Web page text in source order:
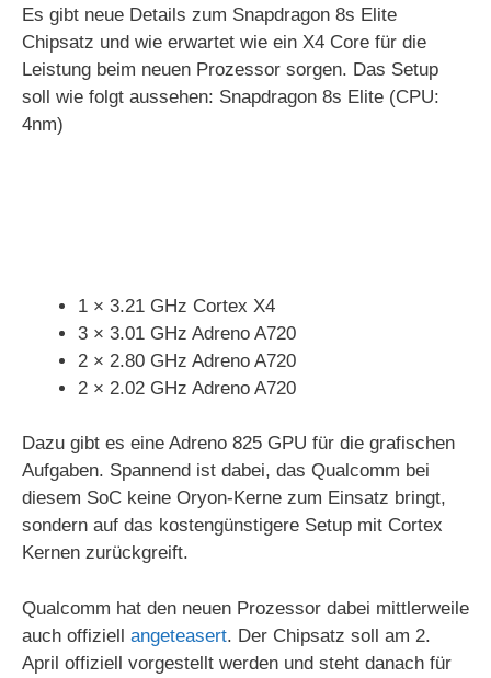
Es gibt neue Details zum Snapdragon 8s Elite
Chipsatz und wie erwartet wie ein X4 Core für die
Leistung beim neuen Prozessor sorgen. Das Setup
soll wie folgt aussehen: Snapdragon 8s Elite (CPU:
4nm)
1 × 3.21 GHz Cortex X4
3 × 3.01 GHz Adreno A720
2 × 2.80 GHz Adreno A720
2 × 2.02 GHz Adreno A720
Dazu gibt es eine Adreno 825 GPU für die grafischen
Aufgaben. Spannend ist dabei, das Qualcomm bei
diesem SoC keine Oryon-Kerne zum Einsatz bringt,
sondern auf das kostengünstigere Setup mit Cortex
Kernen zurückgreift.
Qualcomm hat den neuen Prozessor dabei mittlerweile
auch offiziell angeteasert. Der Chipsatz soll am 2.
April offiziell vorgestellt werden und steht danach für